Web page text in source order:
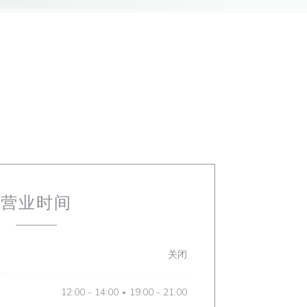
营业时间
关闭
12:00 - 14:00 • 19:00 - 21:00